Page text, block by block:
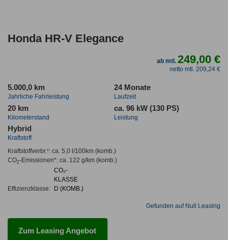
Honda HR-V Elegance
ab mtl.249,00 €
netto mtl. 209,24 €
5.000,0 km
Jahrliche Fahrleistung
24 Monate
Laufzeit
20 km
Kilometerstand
ca. 96 kW (130 PS)
Leistung
Hybrid
Kraftstoff
Kraftstoffverbr.¹: ca. 5,0 l/100km(komb.)
CO2-Emissionen*: ca. 122 g/km(komb.)
Effizienzklasse:
CO₂-
KLASSE
D (KOMB.)
Gefunden auf Null Leasing
Zum Leasing Angebot